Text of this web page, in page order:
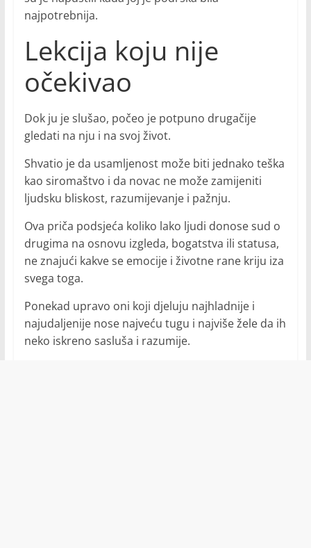
najpotrebnija.
Lekcija koju nije
očekivao
Dok ju je slušao, počeo je potpuno drugačije
gledati na nju i na svoj život.
Shvatio je da usamljenost može biti jednako teška
kao siromaštvo i da novac ne može zamijeniti
ljudsku bliskost, razumijevanje i pažnju.
Ova priča podsjeća koliko lako ljudi donose sud o
drugima na osnovu izgleda, bogatstva ili statusa,
ne znajući kakve se emocije i životne rane kriju iza
svega toga.
Ponekad upravo oni koji djeluju najhladnije i
najudaljenije nose najveću tugu i najviše žele da ih
neko iskreno sasluša i razumije.